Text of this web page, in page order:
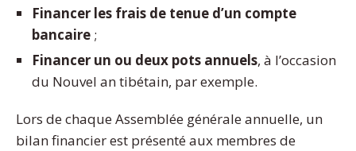
Financer les frais de tenue d’un compte
bancaire ;
Financer un ou deux pots annuels, à l’occasion
du Nouvel an tibétain, par exemple.
Lors de chaque Assemblée générale annuelle, un
bilan financier est présenté aux membres de